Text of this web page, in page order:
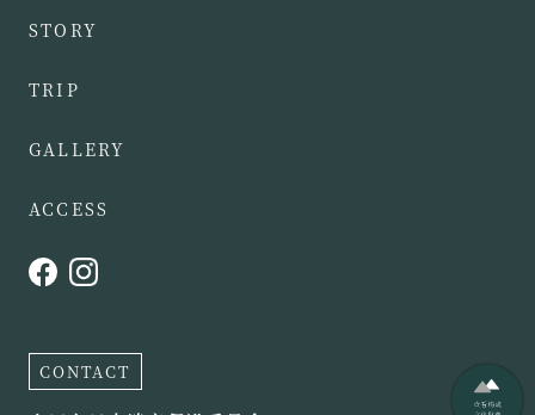
STORY
TRIP
GALLERY
ACCESS
CONTACT